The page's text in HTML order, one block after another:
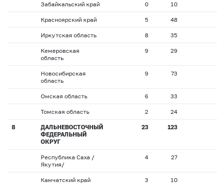
Забайкальский край 0 10
Красноярский край 5 48
Иркутская область 8 35
Кемеровская
область
9 29
Новосибирская
область
9 73
Омская область 6 33
Томская область 2 24
8
ДАЛЬНЕВОСТОЧНЫЙ
ФЕДЕРАЛЬНЫЙ
ОКРУГ
23 123
Республика Саха /
Якутия/
4 27
Камчатский край 3 10